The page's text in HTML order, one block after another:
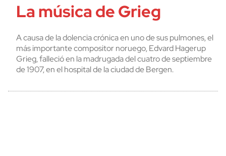
La música de Grieg
A causa de la dolencia crónica en uno de sus pulmones, el
más importante compositor noruego, Edvard Hagerup
Grieg, falleció en la madrugada del cuatro de septiembre
de 1907, en el hospital de la ciudad de Bergen.